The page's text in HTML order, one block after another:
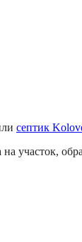
септик
участок,